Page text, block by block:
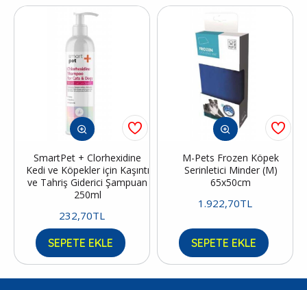
SmartPet + Clorhexidine
Kedi ve Köpekler için Kaşıntı
ve Tahriş Giderici Şampuan
250ml
232,70TL
SEPETE EKLE
M-Pets Frozen Köpek
Serinletici Minder (M)
65x50cm
1.922,70TL
SEPETE EKLE